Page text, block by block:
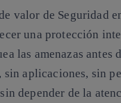
valor de Seguridad
una protección
las amenazas antes
aplicaciones, sin
depender de la